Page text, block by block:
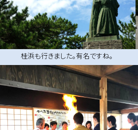
桂浜も行きました。有名ですね。